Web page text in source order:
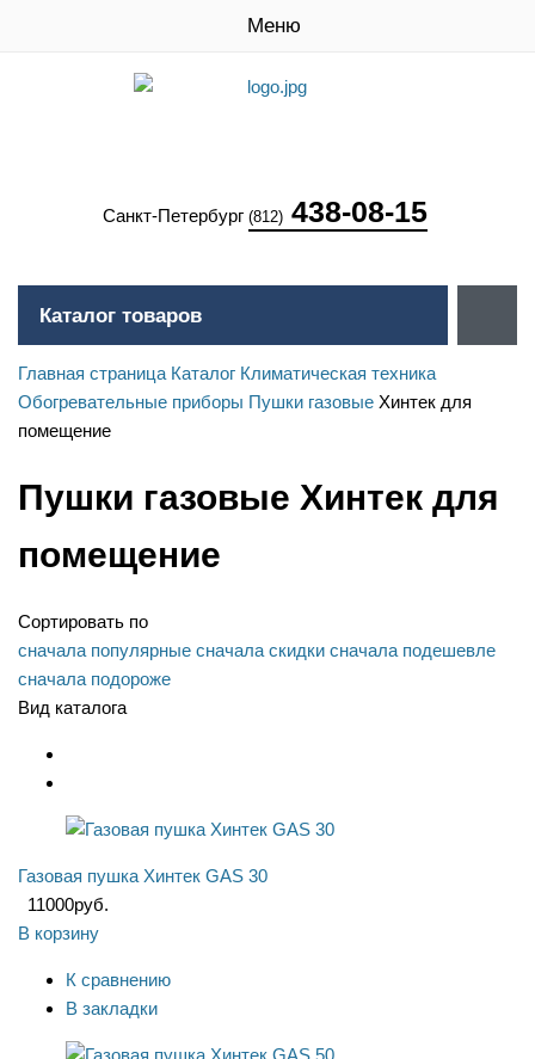
Меню
Санкт-Петербург (812) 438-08-15
Каталог товаров
Главная страница Каталог Климатическая техника
Обогревательные приборы Пушки газовые Хинтек для
помещение
Пушки газовые Хинтек для
помещение
Сортировать по
сначала популярные сначала скидки сначала подешевле
сначала подороже
Вид каталога
Газовая пушка Хинтек GAS 30
11000руб.
В корзину
К сравнению
В закладки